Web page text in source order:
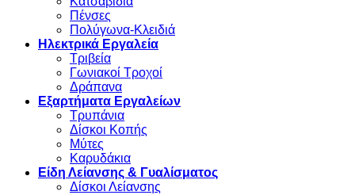
Πένσες
Πολύγωνα-Κλειδιά
Ηλεκτρικά Εργαλεία
Τριβεία
Γωνιακοί Τροχοί
Δράπανα
Εξαρτήματα Εργαλείων
Τρυπάνια
Δίσκοι Κοπής
Μύτες
Καρυδάκια
Είδη Λείανσης & Γυαλίσματος
Δίσκοι Λείανσης